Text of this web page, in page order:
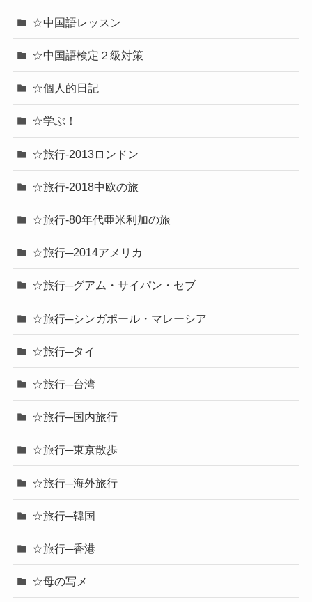
☆中国語レッスン
☆中国語検定２級対策
☆個人的日記
☆学ぶ！
☆旅行-2013ロンドン
☆旅行-2018中欧の旅
☆旅行-80年代亜米利加の旅
☆旅行─2014アメリカ
☆旅行─グアム・サイパン・セブ
☆旅行─シンガポール・マレーシア
☆旅行─タイ
☆旅行─台湾
☆旅行─国内旅行
☆旅行─東京散歩
☆旅行─海外旅行
☆旅行─韓国
☆旅行─香港
☆母の写メ